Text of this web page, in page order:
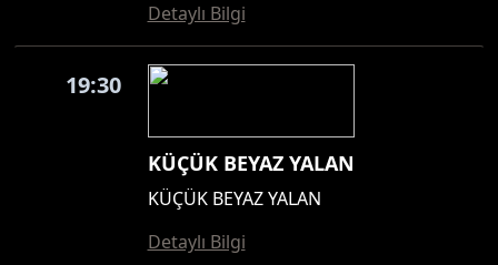
Detaylı Bilgi
19:30
KÜÇÜK BEYAZ YALAN
KÜÇÜK BEYAZ YALAN
Detaylı Bilgi